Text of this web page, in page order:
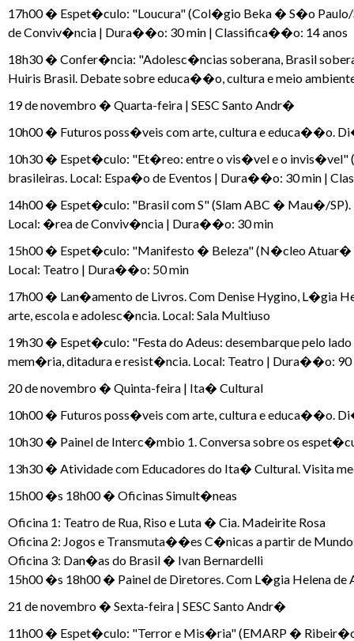
17h00 � Espet�culo: "Loucura" (Col�gio Beka � S�o Paulo/
de Conviv�ncia | Dura��o: 30 min | Classifica��o: 14 anos
18h30 � Confer�ncia: "Adolesc�ncias soberana, Brasil
Huiris Brasil. Debate sobre educa��o, cultura e meio
19 de novembro � Quarta-feira | SESC Santo Andr�
10h00 � Futuros poss�veis com arte, cultura e educa��o.
10h30 � Espet�culo: "Et�reo: entre o vis�vel e o invis�vel"
brasileiras. Local: Espa�o de Eventos | Dura��o: 30 min |
14h00 � Espet�culo: "Brasil com S" (Slam ABC � Mau�/
Local: �rea de Conviv�ncia | Dura��o: 30 min
15h00 � Espet�culo: "Manifesto � Beleza" (N�cleo
Local: Teatro | Dura��o: 50 min
17h00 � Lan�amento de Livros. Com Denise Hygino, L�gia
arte, escola e adolesc�ncia. Local: Sala Multiuso
19h30 � Espet�culo: "Festa do Adeus: desembarque pelo
mem�ria, ditadura e resist�ncia. Local: Teatro | Dura��o: 90
20 de novembro � Quinta-feira | Ita� Cultural
10h00 � Futuros poss�veis com arte, cultura e educa��o.
10h30 � Painel de Interc�mbio 1. Conversa sobre os
13h30 � Atividade com Educadores do Ita� Cultural. Visita
15h00 �s 18h00 � Oficinas Simult�neas
Oficina 1: Teatro de Rua, Riso e Luta � Cia. Madeirite Rosa
Oficina 2: Jogos e Transmuta��es C�nicas a partir de
Oficina 3: Dan�as do Brasil � Ivan Bernardelli
15h00 �s 18h00 � Painel de Diretores. Com L�gia Helena
21 de novembro � Sexta-feira | SESC Santo Andr�
11h00 � Espet�culo: "Terror e Mis�ria" (EMARP �